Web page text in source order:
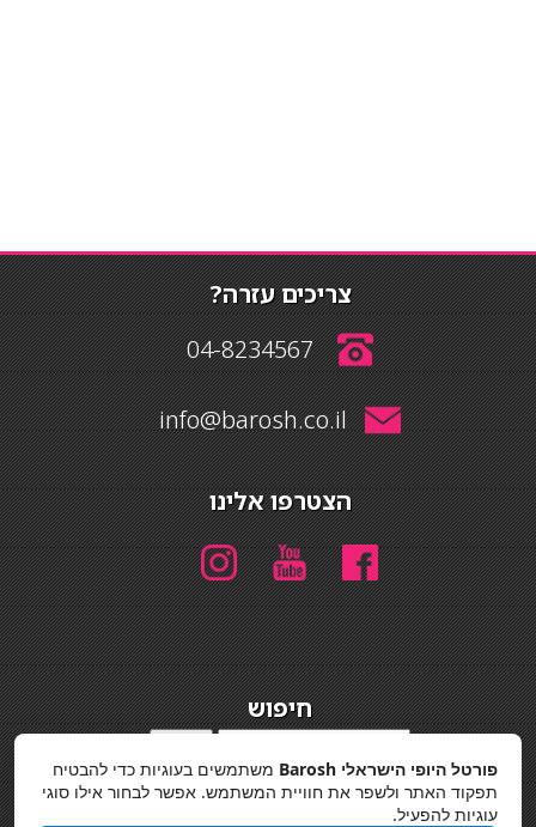
צריכים עזרה?
04-8234567
info@barosh.co.il
הצטרפו אלינו
חיפוש
מדיניות פרטיות
פורטל היופי הישראלי Barosh
משתמשים בעוגיות כדי להבטיח
תפקוד האתר ולשפר את חוויית המשתמש. אפשר לבחור אילו סוגי
עוגיות להפעיל.